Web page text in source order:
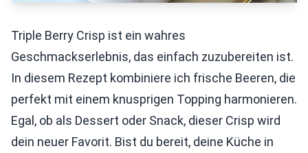
Triple Berry Crisp ist ein wahres
Geschmackserlebnis, das einfach zuzubereiten ist.
In diesem Rezept kombiniere ich frische Beeren, die
perfekt mit einem knusprigen Topping harmonieren.
Egal, ob als Dessert oder Snack, dieser Crisp wird
dein neuer Favorit. Bist du bereit, deine Küche in